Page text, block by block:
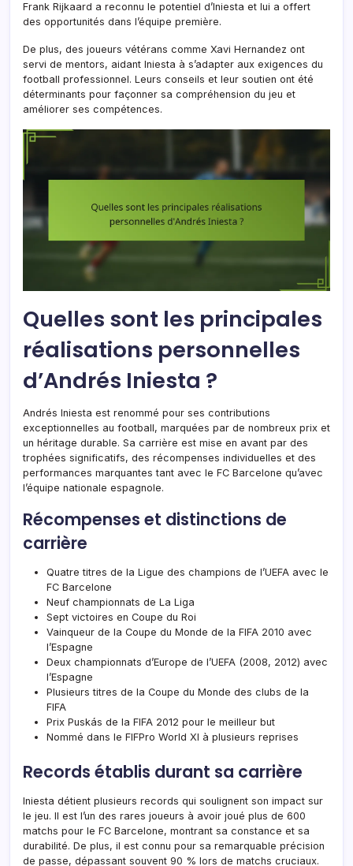
Frank Rijkaard a reconnu le potentiel d’Iniesta et lui a offert
des opportunités dans l’équipe première.
De plus, des joueurs vétérans comme Xavi Hernandez ont
servi de mentors, aidant Iniesta à s’adapter aux exigences du
football professionnel. Leurs conseils et leur soutien ont été
déterminants pour façonner sa compréhension du jeu et
améliorer ses compétences.
Quelles sont les principales
réalisations personnelles
d’Andrés Iniesta ?
Andrés Iniesta est renommé pour ses contributions
exceptionnelles au football, marquées par de nombreux prix et
un héritage durable. Sa carrière est mise en avant par des
trophées significatifs, des récompenses individuelles et des
performances marquantes tant avec le FC Barcelone qu’avec
l’équipe nationale espagnole.
Récompenses et distinctions de
carrière
Quatre titres de la Ligue des champions de l’UEFA avec le
FC Barcelone
Neuf championnats de La Liga
Sept victoires en Coupe du Roi
Vainqueur de la Coupe du Monde de la FIFA 2010 avec
l’Espagne
Deux championnats d’Europe de l’UEFA (2008, 2012) avec
l’Espagne
Plusieurs titres de la Coupe du Monde des clubs de la
FIFA
Prix Puskás de la FIFA 2012 pour le meilleur but
Nommé dans le FIFPro World XI à plusieurs reprises
Records établis durant sa carrière
Iniesta détient plusieurs records qui soulignent son impact sur
le jeu. Il est l’un des rares joueurs à avoir joué plus de 600
matchs pour le FC Barcelone, montrant sa constance et sa
durabilité. De plus, il est connu pour sa remarquable précision
de passe, dépassant souvent 90 % lors de matchs cruciaux.